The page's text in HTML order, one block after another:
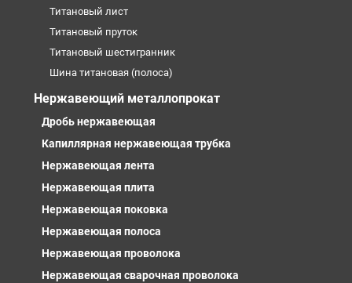
Титановый лист
Титановый пруток
Титановый шестигранник
Шина титановая (полоса)
Нержавеющий металлопрокат
Дробь нержавеющая
Капиллярная нержавеющая трубка
Нержавеющая лента
Нержавеющая плита
Нержавеющая поковка
Нержавеющая полоса
Нержавеющая проволока
Нержавеющая сварочная проволока